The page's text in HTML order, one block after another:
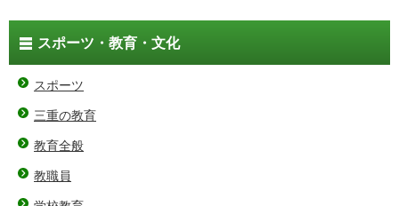
スポーツ・教育・文化
スポーツ
三重の教育
教育全般
教職員